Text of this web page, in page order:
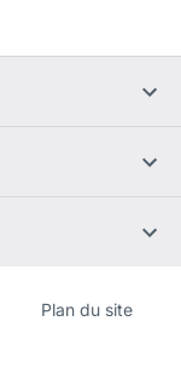
Plan du site